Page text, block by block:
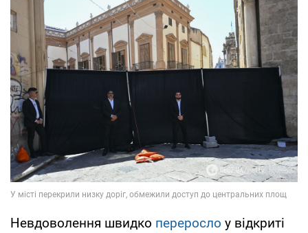
Невдоволення швидко переросло у відкриті